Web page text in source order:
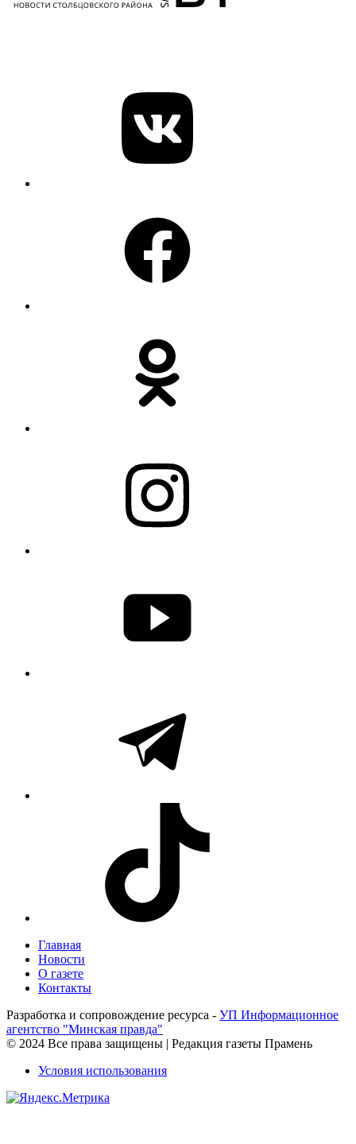
Главная
Новости
О газете
Контакты
Разработка и сопровождение ресурса - УП Информационное
агентство "Минская правда"
© 2024 Все права защищены | Редакция газеты Прамень
Условия использования